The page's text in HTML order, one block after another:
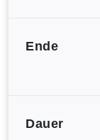
Ende
Dauer